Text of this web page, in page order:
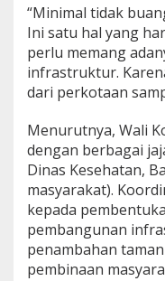
“Minimal tidak
Ini satu hal yang
perlu memang
infrastruktur.
dari perkotaan
Menurutnya, Wali
dengan berbagai
Dinas Kesehatan,
masyarakat).
kepada
pembangunan
penambahan
pembinaan